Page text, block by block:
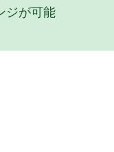
ジが可能